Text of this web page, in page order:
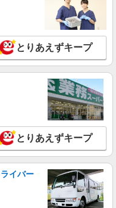
とりあえずキープ
とりあえずキープ
イバー